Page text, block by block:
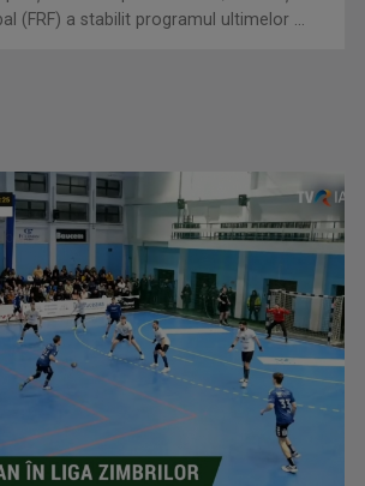
(FRF) a stabilit programul ultimelor ...